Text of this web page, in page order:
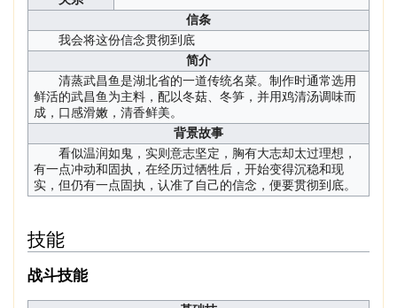
信条
我会将这份信念贯彻到底
简介
清蒸武昌鱼是湖北省的一道传统名菜。制作时通常选用
鲜活的武昌鱼为主料，配以冬菇、冬笋，并用鸡清汤调味而
成，口感滑嫩，清香鲜美。
背景故事
看似温润如鬼，实则意志坚定，胸有大志却太过理想，
有一点冲动和固执，在经历过牺牲后，开始变得沉稳和现
实，但仍有一点固执，认准了自己的信念，便要贯彻到底。
技能
战斗技能